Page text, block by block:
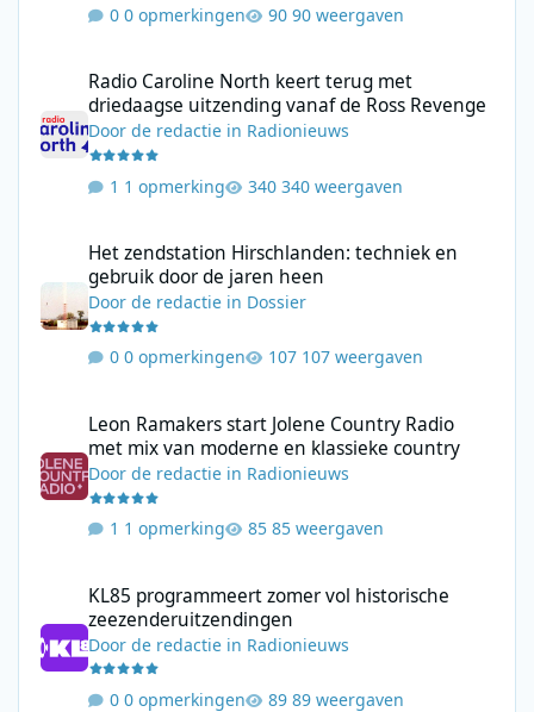
0 opmerkingen 90 weergaven
Radio Caroline North keert terug met
driedaagse uitzending vanaf de Ross Revenge
Doorde redactie in Radionieuws
1 opmerking 340 weergaven
Het zendstation Hirschlanden: techniek en
gebruik door de jaren heen
Doorde redactie in Dossier
0 opmerkingen 107 weergaven
Leon Ramakers start Jolene Country Radio
met mix van moderne en klassieke country
Doorde redactie in Radionieuws
1 opmerking 85 weergaven
KL85 programmeert zomer vol historische
zeezenderuitzendingen
Doorde redactie in Radionieuws
0 opmerkingen 89 weergaven